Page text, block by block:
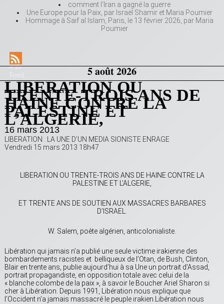
comment l’Iran a gagné la guerre
Une Europe pour la Paix, par Israël Shamir et Maria Poumier
Hommage à Saif al Islam, Paris, le 13 février 2026, par Maria
Poumier
RSS
Feed
5 août 2026
LIBERATION OU
TRENTE-TROIS ANS DE
HAINE CONTRE LA
PALESTINE ET
L’ALGERIE,
16 mars 2013
LIBERATION : LA UNE D’UN MEDIA SIONISTE ENRAGE
Vendredi 15 mars 2013 18h47
LIBERATION OU TRENTE-TROIS ANS DE HAINE CONTRE LA
PALESTINE ET L’ALGERIE,
ET TRENTE ANS DE SOUTIEN AUX MASSACRES BARBARES
D’ISRAEL.
W. Salem, poète algérien, anticolonialiste.
Libération qui jamais n’a publié une seule victime irakienne des
bombardements racistes et belliqueux de l’Otan, de Bush, Clinton,
Blair en trente ans, publie aujourd’hui à sa Une un portrait d’Assad,
portrait propagandiste, en opposition totale avec celui de la
« blanche colombe de la paix », à savoir le Boucher Ariel Sharon si
cher à Libération. Depuis 1991, Libération nous explique que
l’Occident n’a jamais massacré le peuple irakien.Libération nous